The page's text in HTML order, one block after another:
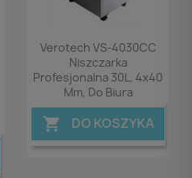
Podgląd
Verotech VS-4030CC
Niszczarka
Profesjonalna 30L, 4x40
Mm, Do Biura
 DO KOSZYKA